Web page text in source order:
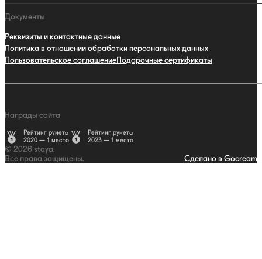
Документы
Реквизиты и контактные данные
Политика в отношении обработки персональных данных
Пользовательское соглашениеПодарочные сертификаты
Награды сайта
Рейтинг рунета
2020 — 1 место
Рейтинг рунета
2023 — 1 место
© 2026 staya.
Все права защищены.
Сделано в Gocream